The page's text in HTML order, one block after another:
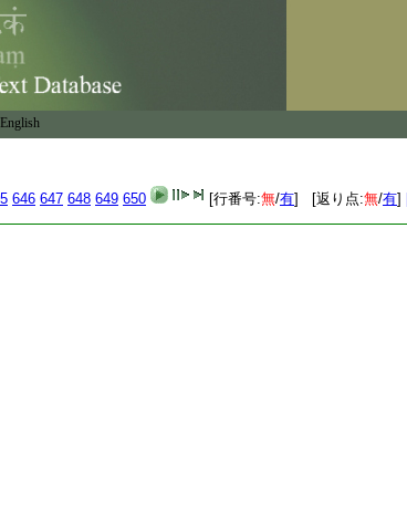
English
646 647 648 649 650 [行番号:無/有] [返り点:無/有]